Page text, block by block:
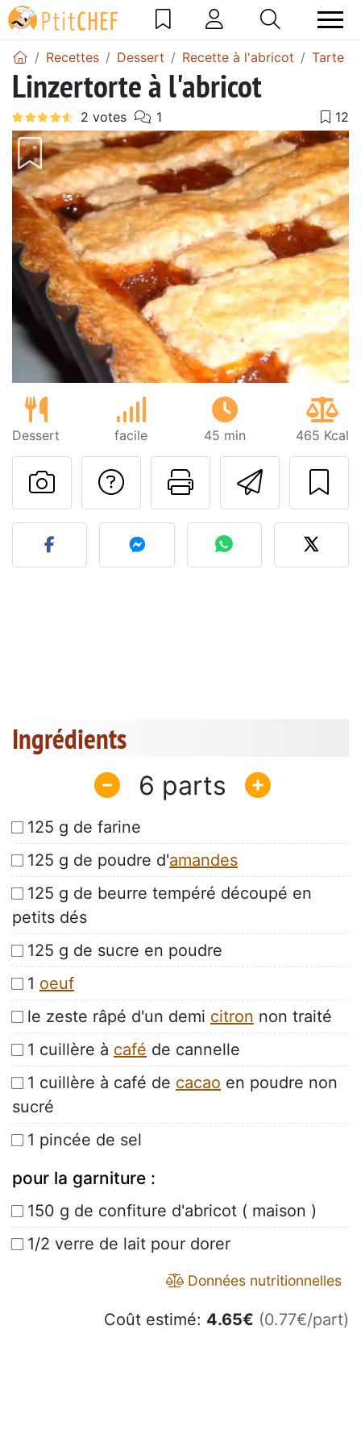
Recettes Dessert Recette à l'abricot Tarte
Linzertorte à l'abricot
Dessert facile 45 min 465 Kcal
Imprimer
Poser une
Publier votre photo de
Ingrédients
6
125 g de farine
125 g de poudre d'amandes
125 g de beurre tempéré découpé en
petits dés
125 g de sucre en poudre
1 oeuf
le zeste râpé d'un demi citron non traité
1 cuillère à café de cannelle
1 cuillère à café de cacao en poudre non
sucré
1 pincée de sel
pour la garniture :
150 g de confiture d'abricot ( maison )
1/2 verre de lait pour dorer
Données nutritionnelles
Coût estimé: 4.65€ (0.77€/part)